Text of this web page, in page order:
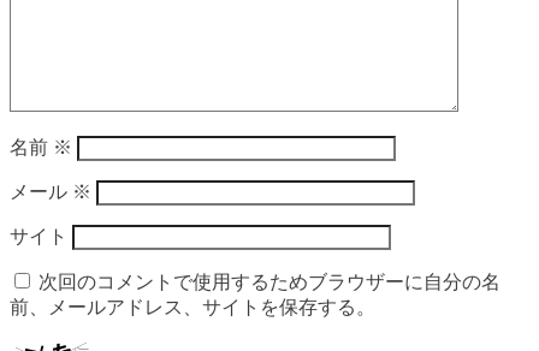
名前 ※
メール ※
サイト
次回のコメントで使用するためブラウザーに自分の名
前、メールアドレス、サイトを保存する。